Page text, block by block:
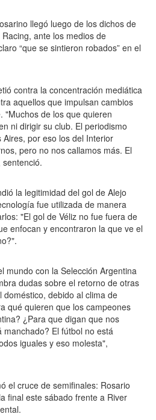
llegó luego de los dichos de
ante los medios de
“que se sintieron robados” en el
contra la concentración mediática
aquellos que impulsan cambios
"Muchos de los que quieren
ni dirigir su club. El periodismo
por eso los del Interior
pero no nos callamos más. El
la legitimidad del gol de Alejo
fue utilizada de manera
"El gol de Véliz no fue fuera de
enfocan y encontraron la que ve el
mundo con la Selección Argentina
dudas sobre el retorno de otras
debido al clima de
qué quieren que los campeones
¿Para que digan que nos
El fútbol no está
iguales y eso molesta",
el cruce de semifinales: Rosario
final este sábado frente a River